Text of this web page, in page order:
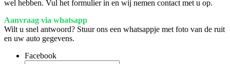
wel hebben. Vul het formulier in en wij nemen contact met u op.
Aanvraag via whatsapp
Wilt u snel antwoord? Stuur ons een whatsappje met foto van de ruit
en uw auto gegevens.
Facebook